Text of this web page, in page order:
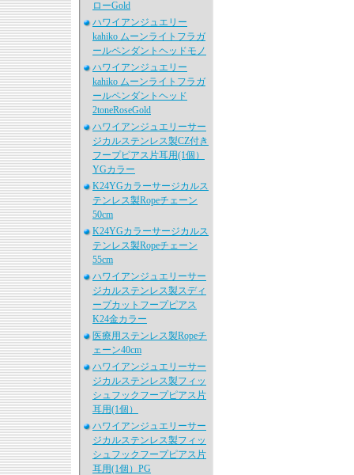
ローGold
ハワイアンジュエリー
kahiko ムーンライトフラガ
ールペンダントヘッドモノ
ハワイアンジュエリー
kahiko ムーンライトフラガ
ールペンダントヘッド
2toneRoseGold
ハワイアンジュエリーサー
ジカルステンレス製CZ付き
フープピアス片耳用(1個）
YGカラー
K24YGカラーサージカルス
テンレス製Ropeチェーン
50cm
K24YGカラーサージカルス
テンレス製Ropeチェーン
55cm
ハワイアンジュエリーサー
ジカルステンレス製スディ
ープカットフープピアス
K24金カラー
医療用ステンレス製Ropeチ
ェーン40cm
ハワイアンジュエリーサー
ジカルステンレス製フィッ
シュフックフープピアス片
耳用(1個）
ハワイアンジュエリーサー
ジカルステンレス製フィッ
シュフックフープピアス片
耳用(1個）PG